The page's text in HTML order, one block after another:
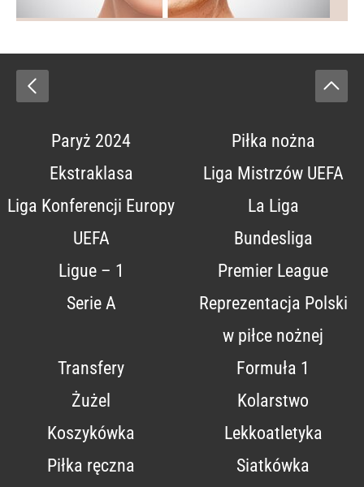
Paryż 2024
Piłka nożna
Ekstraklasa
Liga Mistrzów UEFA
Liga Konferencji Europy
UEFA
La Liga
Bundesliga
Ligue – 1
Premier League
Serie A
Reprezentacja Polski
w piłce nożnej
Transfery
Formuła 1
Żużel
Kolarstwo
Koszykówka
Lekkoatletyka
Piłka ręczna
Siatkówka